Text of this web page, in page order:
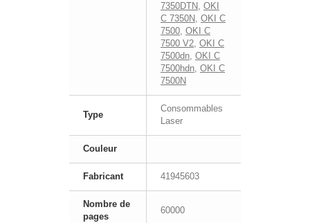
7350DTN, OKI
C 7350N, OKI C
7500, OKI C
7500 V2, OKI C
7500dn, OKI C
7500hdn, OKI C
7500N
Type
Consommables
Laser
Couleur
Fabricant 41945603
Nombre de
pages
60000